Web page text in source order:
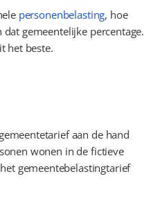
personenbelasting, hoe
gemeentelijke percentage.
het beste.
aan de hand
wonen in de fictieve
, waar het gemeentebelastingtarief